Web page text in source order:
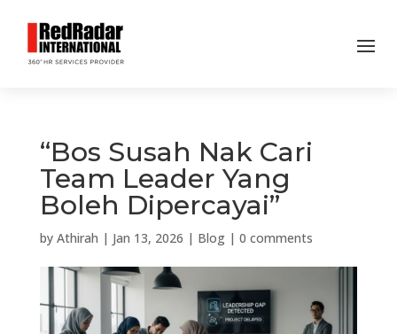
“Bos Susah Nak Cari
Team Leader Yang
Boleh Dipercayai”
by Athirah | Jan 13, 2026 | Blog| 0 comments